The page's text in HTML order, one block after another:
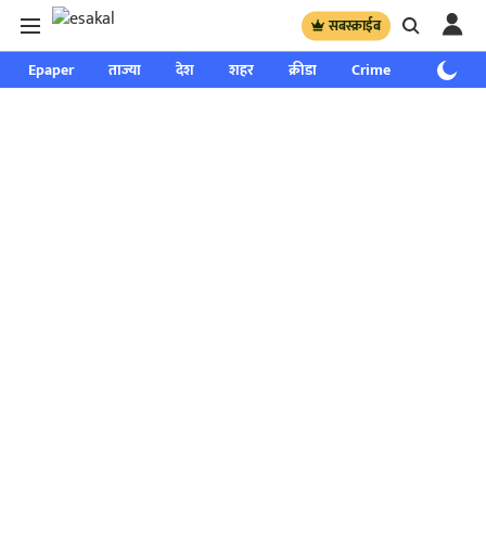
सबस्क्राईब
Epaper ताज्या देश शहर क्रीडा Crime साप्ताहिक